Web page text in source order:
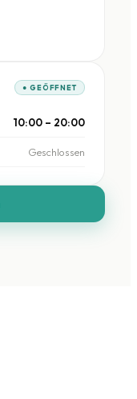
● GEÖFFNET
10:00 – 20:00
Geschlossen